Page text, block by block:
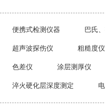
便携式检测仪器 巴氏
超声波探伤仪 粗糙度仪
色差仪 涂层测厚仪
淬火硬化层深度测定